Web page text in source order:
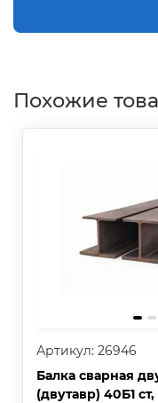
Похожие
Артикул: 26946
Балка сварная
(двутавр) 40Б1